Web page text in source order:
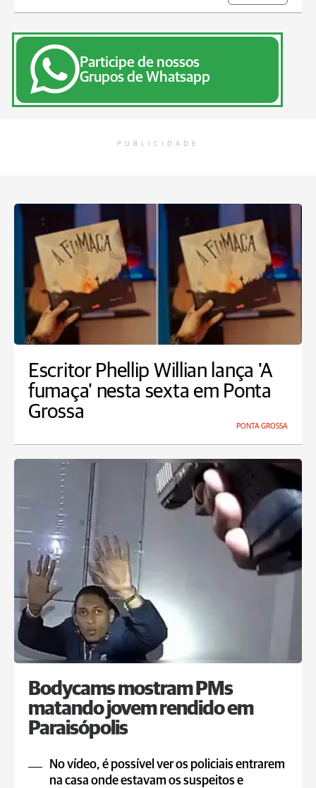
Participe de nossos
Grupos de Whatsapp
PUBLICIDADE
Escritor Phellip Willian lança 'A
fumaça' nesta sexta em Ponta
Grossa
PONTA GROSSA
Bodycams mostram PMs
matando jovem rendido em
Paraisópolis
No vídeo, é possível ver os policiais entrarem
na casa onde estavam os suspeitos e